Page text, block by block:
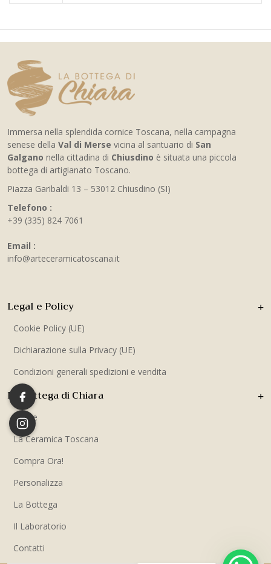
Immersa nella splendida cornice Toscana, nella campagna
senese della Val di Merse vicina al santuario di San
Galgano nella cittadina di Chiusdino è situata una piccola
bottega di artigianato Toscano.
Piazza Garibaldi 13 – 53012 Chiusdino (SI)
Telefono :
+39 (335) 824 7061
Email :
info@arteceramicatoscana.it
La Bottega di Chiara
Home
La Ceramica Toscana
Compra Ora!
Personalizza
La Bottega
Il Laboratorio
Contatti
Legal e Policy
Cookie Policy (UE)
Dichiarazione sulla Privacy (UE)
Condizioni generali spedizioni e vendita